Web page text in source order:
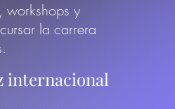
workshops y
la carrera
internacional